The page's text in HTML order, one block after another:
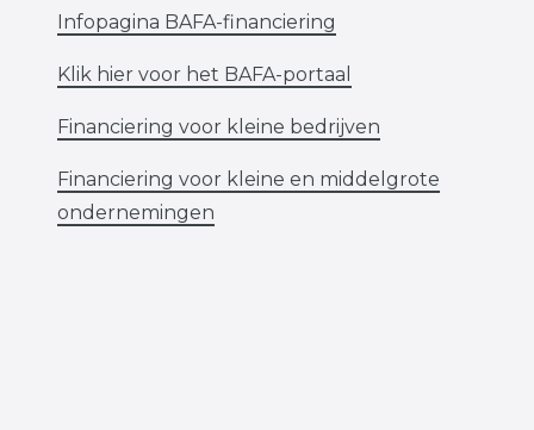
Infopagina BAFA-financiering
Klik hier voor het BAFA-portaal
Financiering voor kleine bedrijven
Financiering voor kleine en middelgrote
ondernemingen